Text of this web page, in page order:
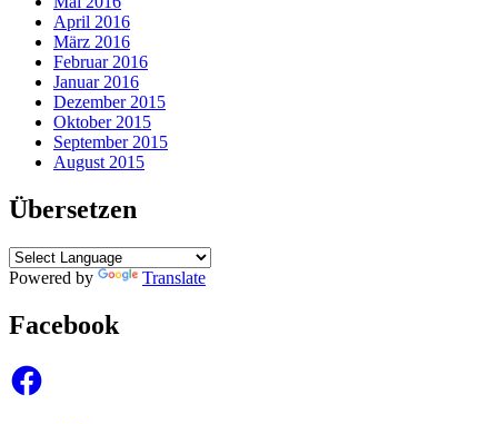
April 2016
März 2016
Februar 2016
Januar 2016
Dezember 2015
Oktober 2015
September 2015
August 2015
Übersetzen
Powered by Translate
Facebook
Facebook